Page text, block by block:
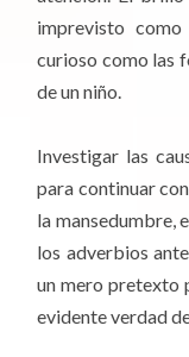
imprevisto
curioso como las
de un niño.
Investigar las
para continuar
la mansedumbre,
los adverbios
un mero pretexto
evidente verdad